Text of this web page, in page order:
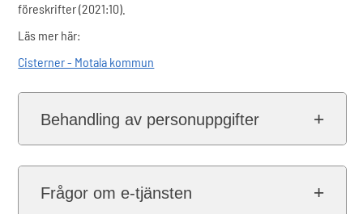
föreskrifter (2021:10).
Läs mer här:
Cisterner - Motala kommun
Behandling av personuppgifter
Frågor om e-tjänsten